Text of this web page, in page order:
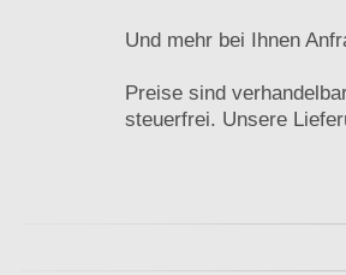
Und mehr bei Ihnen
Preise sind
steuerfrei. Unsere